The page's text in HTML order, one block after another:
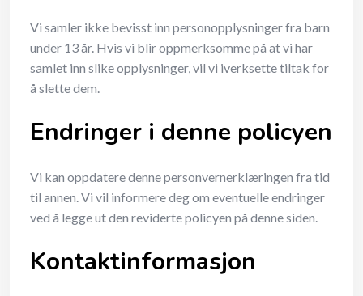
Vi samler ikke bevisst inn personopplysninger fra barn
under 13 år. Hvis vi blir oppmerksomme på at vi har
samlet inn slike opplysninger, vil vi iverksette tiltak for
å slette dem.
Endringer i denne policyen
Vi kan oppdatere denne personvernerklæringen fra tid
til annen. Vi vil informere deg om eventuelle endringer
ved å legge ut den reviderte policyen på denne siden.
Kontaktinformasjon